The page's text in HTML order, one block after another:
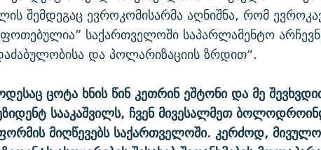
შემდეგაც ევროკომისარმა აღნიშნა, რომ
საქართველოში საპარლამენტო
და პოლარიზაციის ზრდით“.
ცოტა ხნის წინ კეთრინ ეშტონი და მე
სააკაშვილს, ჩვენ მივესალმეთ
მიღწევებს საქართველოში. კერძოდ,